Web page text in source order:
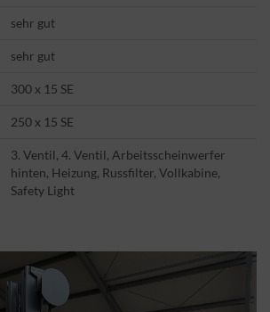
sehr gut
sehr gut
300 x 15 SE
250 x 15 SE
3. Ventil, 4. Ventil, Arbeitsscheinwerfer
hinten, Heizung, Russfilter, Vollkabine,
Safety Light